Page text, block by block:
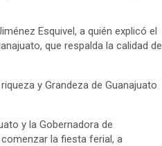
Esquivel, a quién explicó el
que respalda la calidad de
y Grandeza de Guanajuato
y la Gobernadora de
la fiesta ferial, a